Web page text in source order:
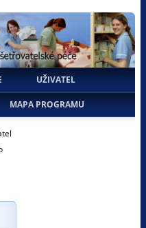
UŽIVATEL
MAPA PROGRAMU